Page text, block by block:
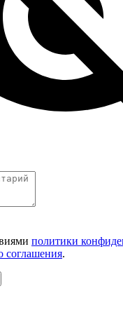
политики
соглашения.